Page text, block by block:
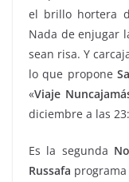
el brillo hortera
Nada de enjugar
sean risa. Y
lo que propone
«Viaje
diciembre a las
Es la segunda
Russafa